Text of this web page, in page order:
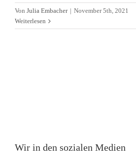
Von Julia Embacher | November 5th, 2021
Weiterlesen
Wir in den sozialen Medien